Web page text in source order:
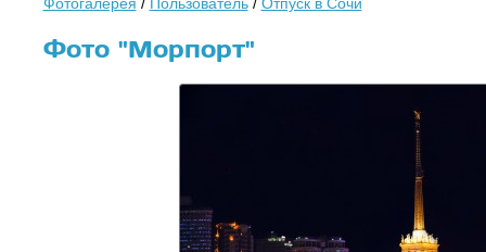
Фото "Морпорт"